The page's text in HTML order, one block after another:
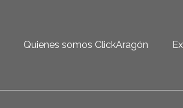
Quienes somos ClickAragón